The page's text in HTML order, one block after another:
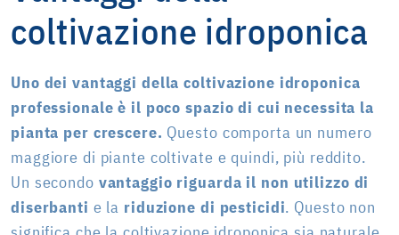
coltivazione idroponica
Uno dei vantaggi della coltivazione idroponica
professionale è il poco spazio di cui necessita la
pianta per crescere. Questo comporta un numero
maggiore di piante coltivate e quindi, più reddito.
Un secondo vantaggio riguarda il non utilizzo di
diserbanti e la riduzione di pesticidi. Questo non